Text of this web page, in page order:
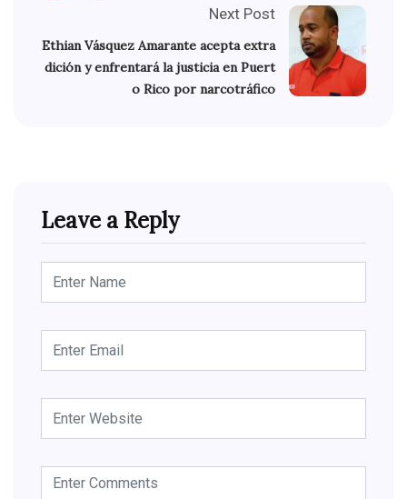
Next Post
Ethian Vásquez Amarante acepta extra
dición y enfrentará la justicia en Puert
o Rico por narcotráfico
Leave a Reply